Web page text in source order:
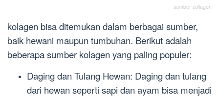
sumber collagen
kolagen bisa ditemukan dalam berbagai sumber,
baik hewani maupun tumbuhan. Berikut adalah
beberapa sumber kolagen yang paling populer:
Daging dan Tulang Hewan: Daging dan tulang
dari hewan seperti sapi dan ayam bisa menjadi